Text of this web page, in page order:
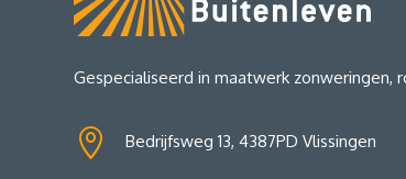
Gespecialiseerd in maatwerk zonweringen,
 Bedrijfsweg 13, 4387PD Vlissingen